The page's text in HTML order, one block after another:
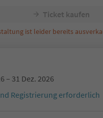
Ticket kaufen
ist leider bereits
– 31 Dez. 2026
Registrierung erforderlich